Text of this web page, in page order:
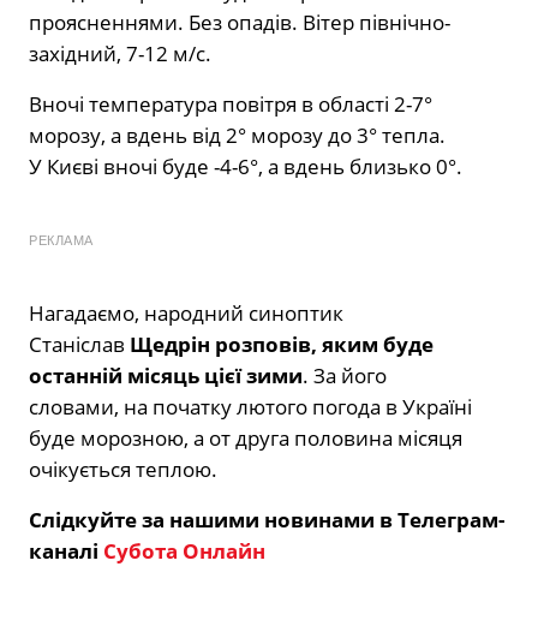
проясненнями. Без опадів. Вітер північно-
західний, 7-12 м/с.
Вночі температура повітря в області 2-7°
морозу, а вдень від 2° морозу до 3° тепла.
У Києві вночі буде -4-6°, а вдень близько 0°.
РЕКЛАМА
Нагадаємо, народний синоптик
Станіслав Щедрін розповів, яким буде
останній місяць цієї зими. За його
словами, на початку лютого погода в Україні
буде морозною, а от друга половина місяця
очікується теплою.
Слідкуйте за нашими новинами в Телеграм-
каналі Субота Онлайн